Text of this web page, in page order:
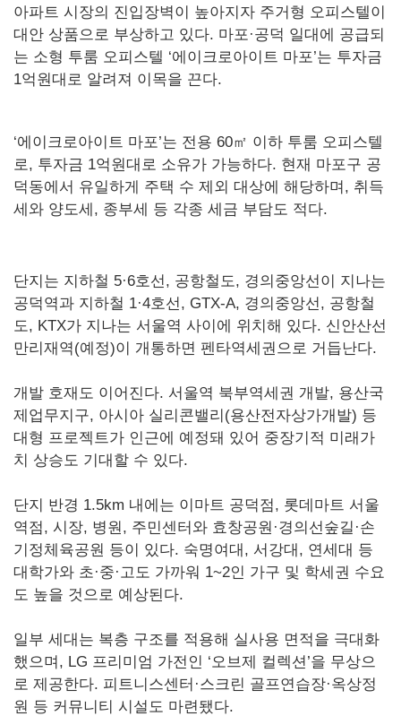
아파트 시장의 진입장벽이 높아지자 주거형 오피스텔이
대안 상품으로 부상하고 있다. 마포·공덕 일대에 공급되
는 소형 투룸 오피스텔 ‘에이크로아이트 마포’는 투자금
1억원대로 알려져 이목을 끈다.
‘에이크로아이트 마포’는 전용 60㎡ 이하 투룸 오피스텔
로, 투자금 1억원대로 소유가 가능하다. 현재 마포구 공
덕동에서 유일하게 주택 수 제외 대상에 해당하며, 취득
세와 양도세, 종부세 등 각종 세금 부담도 적다.
단지는 지하철 5·6호선, 공항철도, 경의중앙선이 지나는
공덕역과 지하철 1·4호선, GTX-A, 경의중앙선, 공항철
도, KTX가 지나는 서울역 사이에 위치해 있다. 신안산선
만리재역(예정)이 개통하면 펜타역세권으로 거듭난다.
개발 호재도 이어진다. 서울역 북부역세권 개발, 용산국
제업무지구, 아시아 실리콘밸리(용산전자상가개발) 등
대형 프로젝트가 인근에 예정돼 있어 중장기적 미래가
치 상승도 기대할 수 있다.
단지 반경 1.5km 내에는 이마트 공덕점, 롯데마트 서울
역점, 시장, 병원, 주민센터와 효창공원·경의선숲길·손
기정체육공원 등이 있다. 숙명여대, 서강대, 연세대 등
대학가와 초·중·고도 가까워 1~2인 가구 및 학세권 수요
도 높을 것으로 예상된다.
일부 세대는 복층 구조를 적용해 실사용 면적을 극대화
했으며, LG 프리미엄 가전인 ‘오브제 컬렉션’을 무상으
로 제공한다. 피트니스센터·스크린 골프연습장·옥상정
원 등 커뮤니티 시설도 마련됐다.